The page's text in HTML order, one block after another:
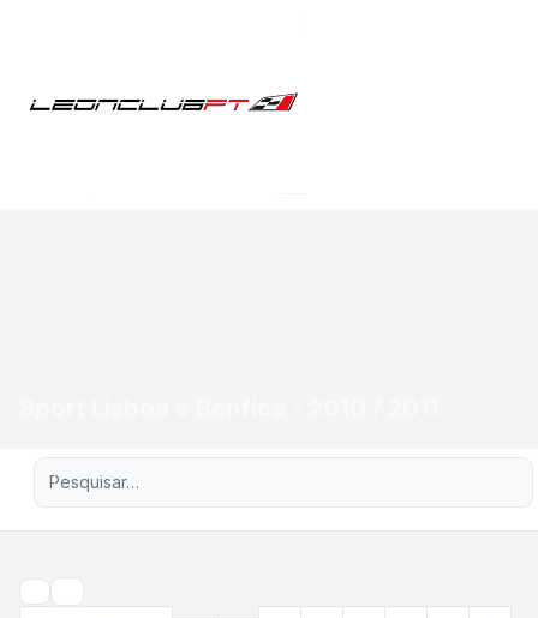
Pesquisa avançada
Pesquisar